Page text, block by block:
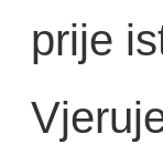
prije